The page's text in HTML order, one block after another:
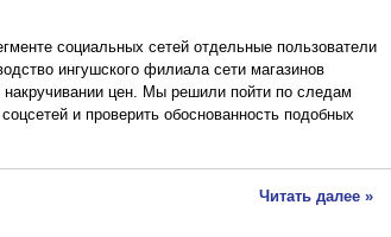
социальных сетей отдельные пользователи
ингушского филиала сети магазинов
цен. Мы решили пойти по следам
и проверить обоснованность подобных
Читать далее »